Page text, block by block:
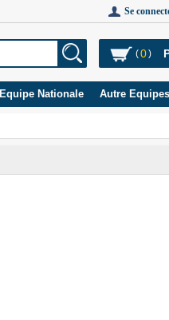
Se
(0)
Equipe Nationale Autre Equipes